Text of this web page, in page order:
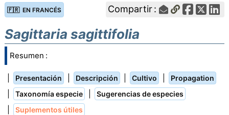
🇫🇷 EN FRANCÉS Compartir :
Sagittaria sagittifolia
Resumen :
Presentación Descripción Cultivo Propagation
Taxonomía especie Sugerencias de especies
Suplementos útiles